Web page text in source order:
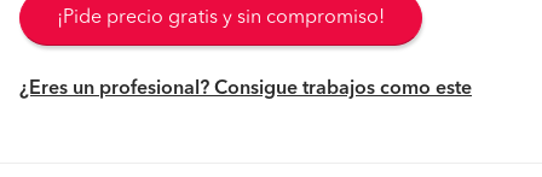
¡Pide precio gratis y sin compromiso!
¿Eres un profesional? Consigue trabajos como este